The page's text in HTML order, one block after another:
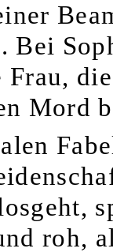
Bei
Frau,
Mord
roh,